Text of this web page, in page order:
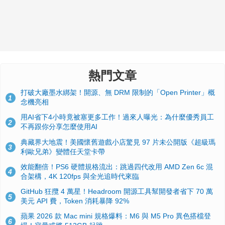
熱門文章
1
打破大廠墨水綁架！開源、無 DRM 限制的「Open Printer」概
念機亮相
2
用AI省下4小時竟被塞更多工作！過來人曝光：為什麼優秀員工
不再跟你分享怎麼使用AI
3
典藏界大地震！美國懷舊遊戲小店驚見 97 片未公開版《超級瑪
利歐兄弟》變體任天堂卡帶
4
效能翻倍！PS6 硬體規格流出：跳過四代改用 AMD Zen 6c 混
合架構，4K 120fps 與全光追時代來臨
5
GitHub 狂攬 4 萬星！Headroom 開源工具幫開發者省下 70 萬
美元 API 費，Token 消耗暴降 92%
6
蘋果 2026 款 Mac mini 規格爆料：M6 與 M5 Pro 異色搭檔登